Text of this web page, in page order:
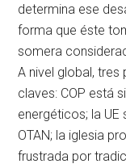
determina ese
forma que éste
somera
A nivel global,
claves: COP está
energéticos; la
OTAN; la iglesia
frustrada por